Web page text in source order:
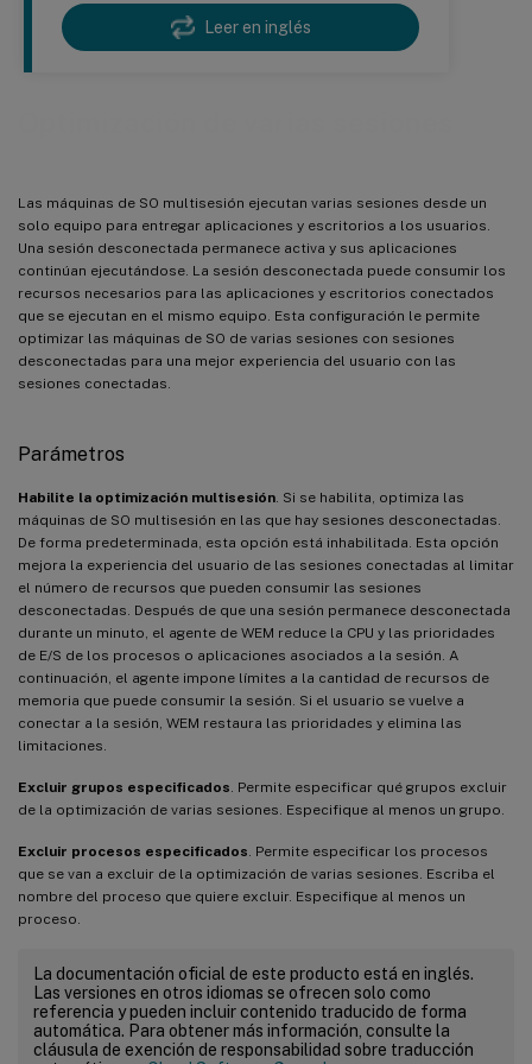
Leer en inglés
Las máquinas de SO multisesión ejecutan varias sesiones desde un
solo equipo para entregar aplicaciones y escritorios a los usuarios.
Una sesión desconectada permanece activa y sus aplicaciones
continúan ejecutándose. La sesión desconectada puede consumir los
recursos necesarios para las aplicaciones y escritorios conectados
que se ejecutan en el mismo equipo. Esta configuración le permite
optimizar las máquinas de SO de varias sesiones con sesiones
desconectadas para una mejor experiencia del usuario con las
sesiones conectadas.
Parámetros
Habilite la optimización multisesión . Si se habilita, optimiza las
máquinas de SO multisesión en las que hay sesiones desconectadas.
De forma predeterminada, esta opción está inhabilitada. Esta opción
mejora la experiencia del usuario de las sesiones conectadas al limitar
el número de recursos que pueden consumir las sesiones
desconectadas. Después de que una sesión permanece desconectada
durante un minuto, el agente de WEM reduce la CPU y las prioridades
de E/S de los procesos o aplicaciones asociados a la sesión. A
continuación, el agente impone límites a la cantidad de recursos de
memoria que puede consumir la sesión. Si el usuario se vuelve a
conectar a la sesión, WEM restaura las prioridades y elimina las
limitaciones.
Excluir grupos especificados . Permite especificar qué grupos excluir
de la optimización de varias sesiones. Especifique al menos un grupo.
Excluir procesos especificados . Permite especificar los procesos
que se van a excluir de la optimización de varias sesiones. Escriba el
nombre del proceso que quiere excluir. Especifique al menos un
proceso.
La documentación oficial de este producto está en inglés.
Las versiones en otros idiomas se ofrecen solo como
referencia y pueden incluir contenido traducido de forma
automática. Para obtener más información, consulte la
cláusula de exención de responsabilidad sobre traducción